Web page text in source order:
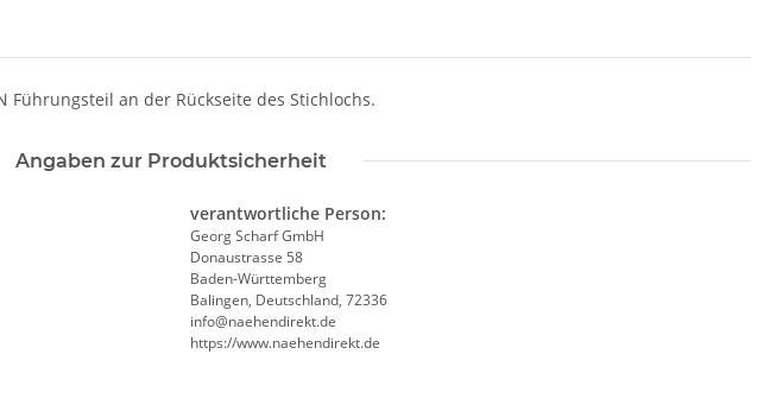
Führungsteil an der Rückseite des Stichlochs.
Angaben zur Produktsicherheit
verantwortliche Person:
Georg Scharf GmbH
Donaustrasse 58
Baden-Württemberg
Balingen, Deutschland, 72336
info@naehendirekt.de
https://www.naehendirekt.de